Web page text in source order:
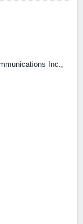
Inc.,